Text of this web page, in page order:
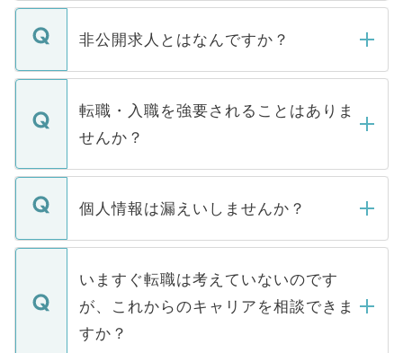
ご登録いただきましたら、弊社担当者がご
登録内容を確認し、その後メールもしくは
ます。通常、5営業日以内にはご連絡をせて
いただきますので、しばらくお待ちくださ
非公開求人とはなんですか？
マイナビDOCTORで取り扱っている求人の
うち約3割は、Webサイトからご覧いただ
けない「非公開求人」です。非公開求人は
下記の理由によって、一般には公開してい
ません。
■応募殺到を避けるため 人気のある医療機
関を公にしてしまうと、応募が殺到する場
に、医療機関が求める条件に合った人材の
みを人材紹介会社に依頼するケースが増え
ています。
転職・入職を強要されることはありま
せんか？
転職・入職を強要することは一切ありませ
ん。また、仮に応募先から内定をいただい
定を承諾する必要はありません。内定先へ
の辞退の連絡はキャリアパートナーが行い
個人情報は漏えいしませんか？
個人情報が漏えいすることはありませんの
で、ご安心ください。当サイトからの登録
などで収集したご登録者様の個人情報は、
ご本人のキャリアアップおよび転職活動の
支援を目的に使用いたします。お預かりし
いますぐ転職は考えていないのです
が、これからのキャリアを相談できま
すか？